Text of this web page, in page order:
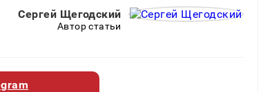
Сергей Щегодский
Автор статьи